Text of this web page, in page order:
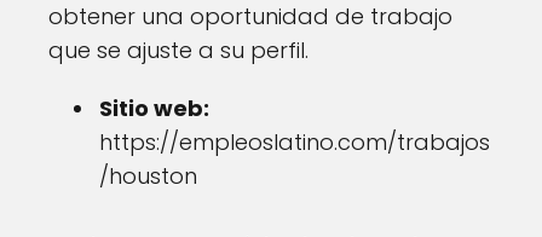
obtener una oportunidad de trabajo
que se ajuste a su perfil.
Sitio web:
https://empleoslatino.com/trabajos
/houston